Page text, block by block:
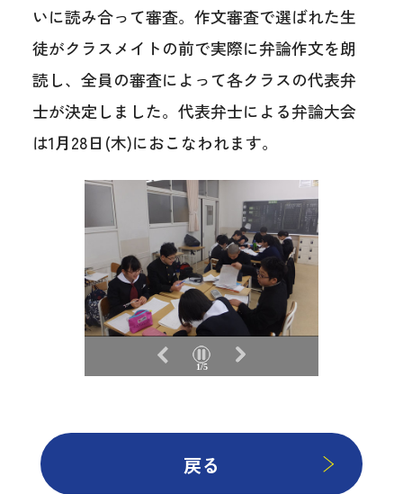
いに読み合って審査。作文審査で選ばれた生
徒がクラスメイトの前で実際に弁論作文を朗
読し、全員の審査によって各クラスの代表弁
士が決定しました。代表弁士による弁論大会
は1月28日(木)におこなわれます。
1/5
戻る